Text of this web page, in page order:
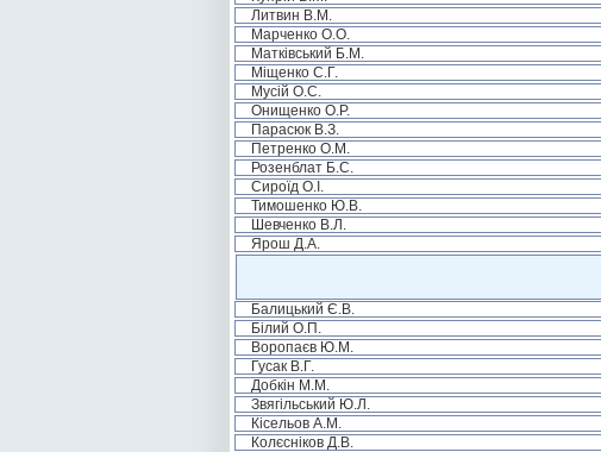
Литвин В.М.
Марченко О.О.
Матківський Б.М.
Міщенко С.Г.
Мусій О.С.
Онищенко О.Р.
Парасюк В.З.
Петренко О.М.
Розенблат Б.С.
Сироїд О.І.
Тимошенко Ю.В.
Шевченко В.Л.
Ярош Д.А.
Балицький Є.В.
Білий О.П.
Воропаєв Ю.М.
Гусак В.Г.
Добкін М.М.
Звягільський Ю.Л.
Кісельов А.М.
Колєсніков Д.В.